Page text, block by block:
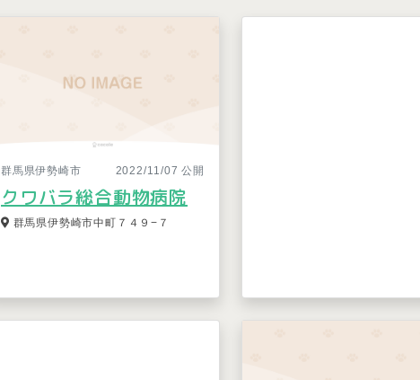
群馬県伊勢崎市 2022/11/07 公開
クワバラ総合動物病院
群馬県伊勢崎市中町７４９−７